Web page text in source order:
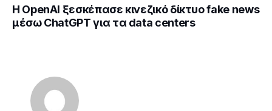
H OpenAI ξεσκέπασε κινεζικό δίκτυο fake news
μέσω ChatGPT για τα data centers